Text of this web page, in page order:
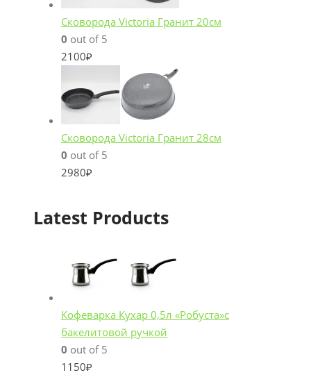
Сковорода Victoria Гранит 20см
0 out of 5
2100₽
Сковорода Victoria Гранит 28см
0 out of 5
2980₽
Latest Products
Кофеварка Кухар 0,5л «Робуста»с
бакелитовой ручкой
0 out of 5
1150₽